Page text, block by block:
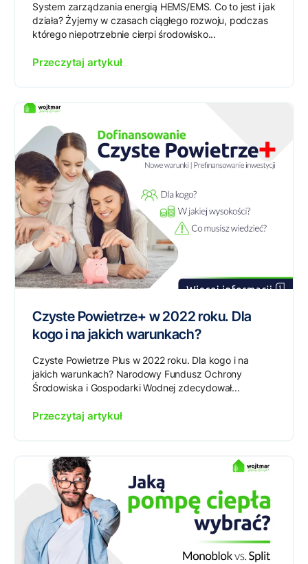
System zarządzania energią HEMS/EMS. Co to jest i jak
działa? Żyjemy w czasach ciągłego rozwoju, podczas
którego niepotrzebnie cierpi środowisko...
Przeczytaj artykuł
Czyste Powietrze+ w 2022 roku. Dla
kogo i na jakich warunkach?
Czyste Powietrze Plus w 2022 roku. Dla kogo i na
jakich warunkach? Narodowy Fundusz Ochrony
Środowiska i Gospodarki Wodnej zdecydował...
Przeczytaj artykuł